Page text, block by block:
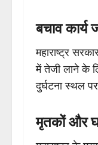
बचाव कार्य
महाराष्ट्र
में तेजी लाने के
दुर्घटना स्थल
मृतकों और